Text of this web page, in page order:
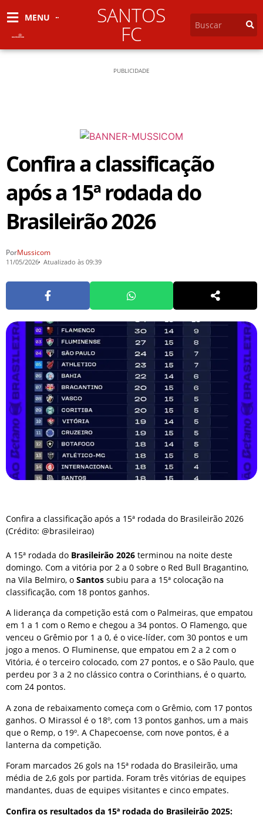
MENU SANTOS
FC
PUBLICIDADE
Confira a classificação
após a 15ª rodada do
Brasileirão 2026
PorMussicom
11/05/2026 Atualizado às 09:39
Confira a classificação após a 15ª rodada do Brasileirão 2026
(Crédito: @brasileirao)
A 15ª rodada do Brasileirão 2026 terminou na noite deste
domingo. Com a vitória por 2 a 0 sobre o Red Bull Bragantino,
na Vila Belmiro, o Santos subiu para a 15ª colocação na
classificação, com 18 pontos ganhos.
A liderança da competição está com o Palmeiras, que empatou
em 1 a 1 com o Remo e chegou a 34 pontos. O Flamengo, que
venceu o Grêmio por 1 a 0, é o vice-líder, com 30 pontos e um
jogo a menos. O Fluminense, que empatou em 2 a 2 com o
Vitória, é o terceiro colocado, com 27 pontos, e o São Paulo, que
perdeu por 3 a 2 no clássico contra o Corinthians, é o quarto,
com 24 pontos.
A zona de rebaixamento começa com o Grêmio, com 17 pontos
ganhos. O Mirassol é o 18º, com 13 pontos ganhos, um a mais
que o Remp, o 19º. A Chapecoense, com nove pontos, é a
lanterna da competição.
Foram marcados 26 gols na 15ª rodada do Brasileirão, uma
média de 2,6 gols por partida. Foram três vitórias de equipes
mandantes, duas de equipes visitantes e cinco empates.
Confira os resultados da 15ª rodada do Brasileirão 2025: